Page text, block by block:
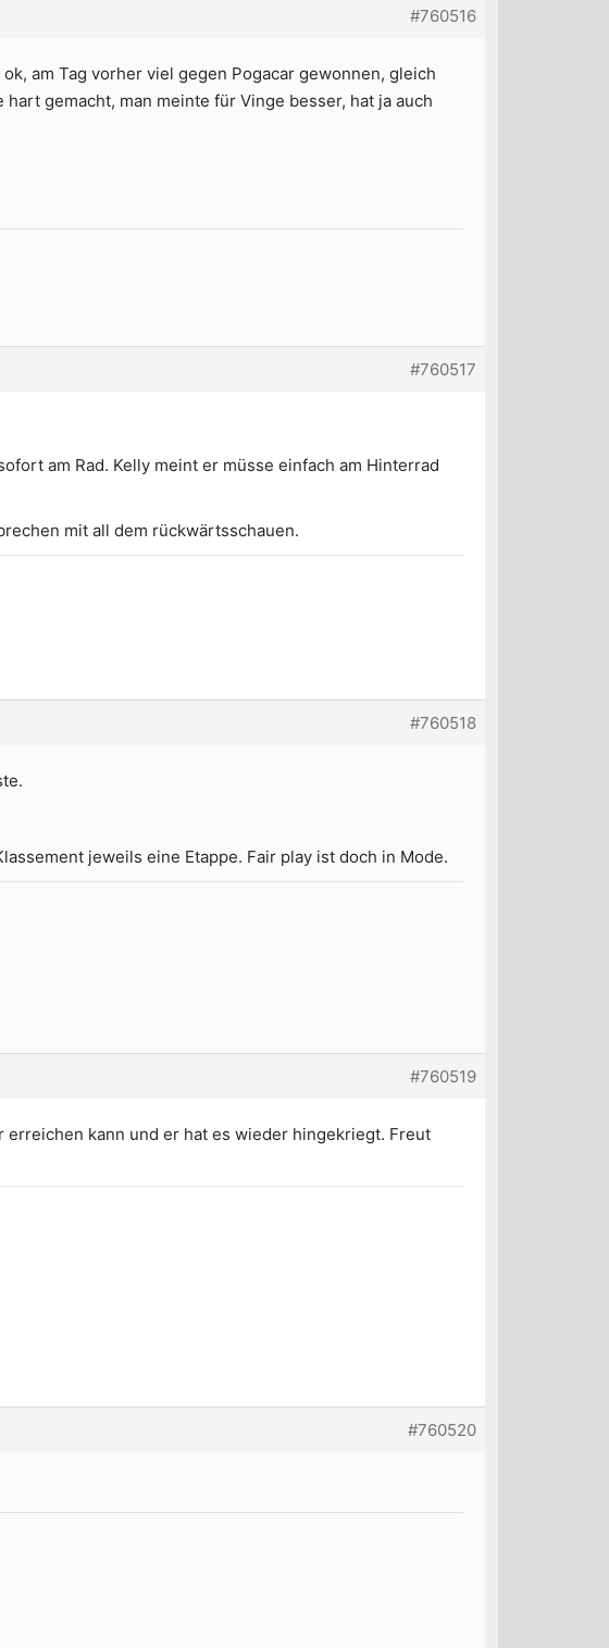
#760516
am Tag vorher viel gegen Pogacar gewonnen, gleich
gemacht, man meinte für Vinge besser, hat ja auch
#760517
am Rad. Kelly meint er müsse einfach am Hinterrad
mit all dem rückwärtsschauen.
#760518
jeweils eine Etappe. Fair play ist doch in Mode.
#760519
erreichen kann und er hat es wieder hingekriegt. Freut
#760520